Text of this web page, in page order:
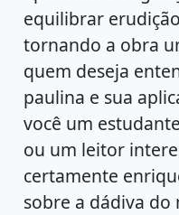
equilibrar
tornando a obra
quem deseja
paulina e sua
você um
ou um leitor
certamente
sobre a dádiva